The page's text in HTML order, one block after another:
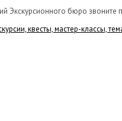
Экскурсионного бюро звоните
квесты, мастер-классы,